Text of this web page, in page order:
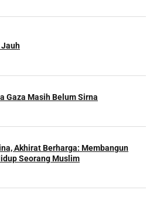
Gaza Masih Belum Sirna
Akhirat Berharga: Membangun
Seorang Muslim